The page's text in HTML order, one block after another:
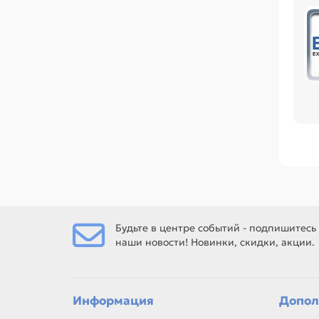
Будьте в центре событий - подпишитесь
наши новости! Новинки, скидки, акции.
Информация